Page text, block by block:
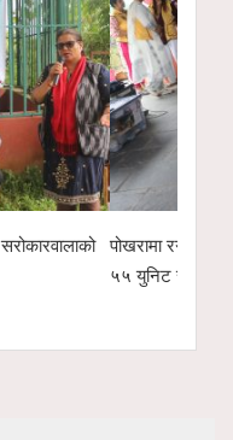
रक्तदान,
गीताञ्जली
पुरस्कारदेखि